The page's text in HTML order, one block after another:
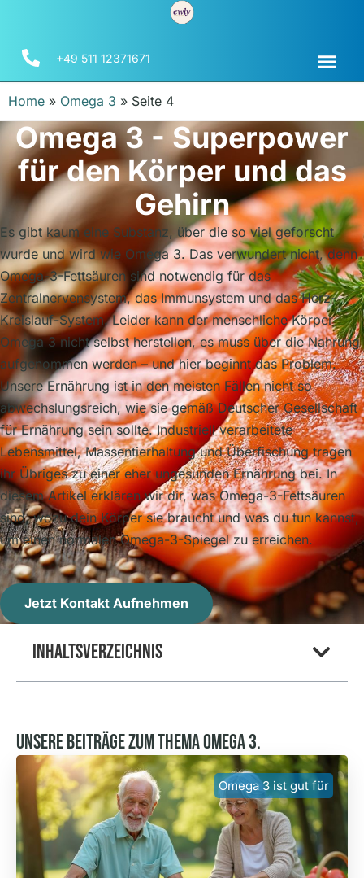
+49 511 12371671
Home » Omega 3 » Seite 4
Omega 3 - Superpower
für den Körper und das
Gehirn
Es gibt kaum eine Substanz, über die so viel geforscht
wurde und wird wie Omega 3. Das verwundert nicht, denn
Omega-3-Fettsäuren sind notwendig für das
Zentralnervensystem, das Immunsystem und das Herz-
Kreislauf-System. Leider kann der menschliche Körper
Omega 3 nicht selbst herstellen, es muss über die Nahrung
aufgenommen werden – und hier beginnt das Problem.
Unsere Ernährung ist in den meisten Fällen nicht so
abwechslungsreich, wie sie gemäß Deutscher Gesellschaft
für Ernährung sein sollte. Industriell verarbeitete
Lebensmittel, Massentierhaltung und Überfischung tragen
ihr Übriges zu einer eher ungesunden Ernährung bei. In
diesem Artikel erklären wir dir, was Omega-3-Fettsäuren
sind, wozu dein Körper sie braucht und was du tun kannst,
um einen normalen Omega-3-Spiegel zu erreichen.
Jetzt Kontakt Aufnehmen
Inhaltsverzeichnis
Unsere Beiträge Zum Thema Omega 3.
Omega 3 ist gut für